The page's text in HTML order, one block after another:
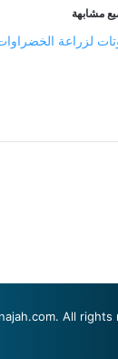
مشابهة
لزراعة
All rights